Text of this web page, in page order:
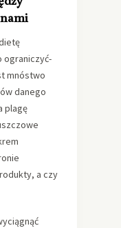
ograniczyć-
mnóstwo
danego
plagę
a czy